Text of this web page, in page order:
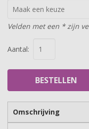
Velden met een * zijn
Aantal:
BESTELLEN
Omschrijving